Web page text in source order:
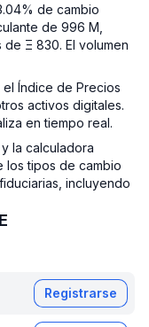
de cambio
de 996 M,
Ξ 830. El volumen
Índice de Precios
activos digitales.
en tiempo real.
la calculadora
los tipos de cambio
incluyendo
Registrarse